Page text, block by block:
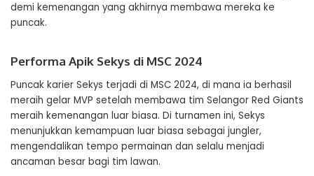
demi kemenangan yang akhirnya membawa mereka ke
puncak.
Performa Apik Sekys di MSC 2024
Puncak karier Sekys terjadi di MSC 2024, di mana ia berhasil
meraih gelar MVP setelah membawa tim Selangor Red Giants
meraih kemenangan luar biasa. Di turnamen ini, Sekys
menunjukkan kemampuan luar biasa sebagai jungler,
mengendalikan tempo permainan dan selalu menjadi
ancaman besar bagi tim lawan.